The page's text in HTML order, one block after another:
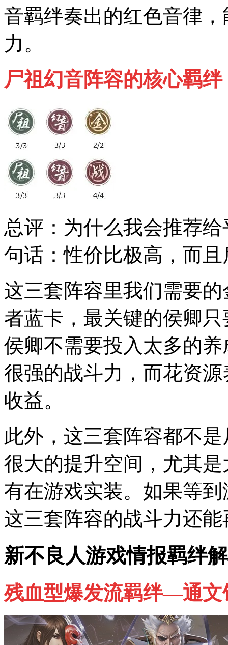
音羁绊奏出的红色音律
力。
尸祖幻音阵容的核心羁绊
总评：为什么我会推荐
句话：性价比极高，而
这三套阵容里我们需要
者蓝卡，最关键的侯卿
侯卿不需要投入太多的
很强的战斗力，而花资
收益。
此外，这三套阵容都不
很大的提升空间，尤其
有在游戏实装。如果等
这三套阵容的战斗力还
新不良人游戏情报羁绊
残血型爆发流羁绊—通文